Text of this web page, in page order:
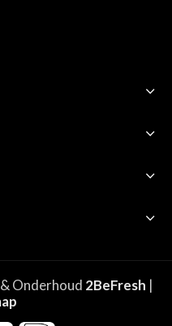
Onderhoud 2BeFresh |